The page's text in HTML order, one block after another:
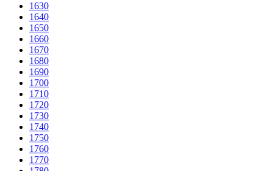
1630
1640
1650
1660
1670
1680
1690
1700
1710
1720
1730
1740
1750
1760
1770